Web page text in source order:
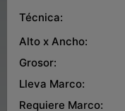
Técnica:
Alto x Ancho:
Grosor:
Lleva Marco:
Requiere Marco: